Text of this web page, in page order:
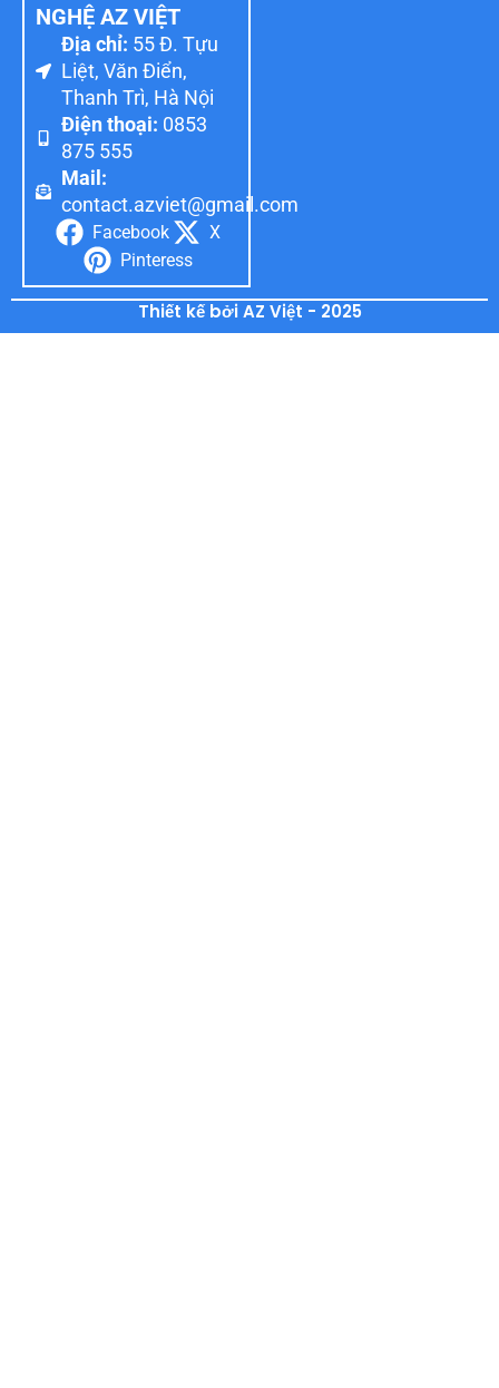
NGHỆ AZ VIỆT
Địa chỉ: 55 Đ. Tựu
Liệt, Văn Điển,
Thanh Trì, Hà Nội
Điện thoại: 0853
875 555
Mail:
contact.azviet@gmail.com
Facebook
X
Pinteress
Thiết kế bởi AZ Việt - 2025